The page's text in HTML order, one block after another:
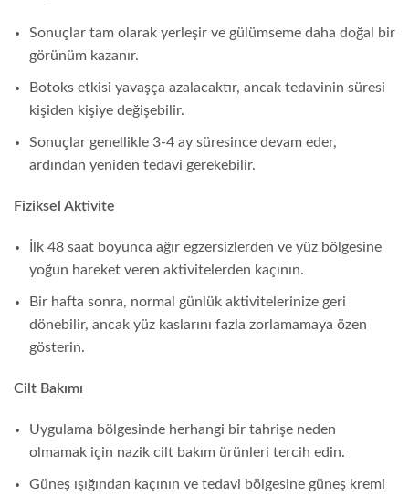
Sonuçlar tam olarak yerleşir ve gülümseme daha doğal bir
görünüm kazanır.
Botoks etkisi yavaşça azalacaktır, ancak tedavinin süresi
kişiden kişiye değişebilir.
Sonuçlar genellikle 3-4 ay süresince devam eder,
ardından yeniden tedavi gerekebilir.
Fiziksel Aktivite
İlk 48 saat boyunca ağır egzersizlerden ve yüz bölgesine
yoğun hareket veren aktivitelerden kaçının.
Bir hafta sonra, normal günlük aktivitelerinize geri
dönebilir, ancak yüz kaslarını fazla zorlamamaya özen
gösterin.
Cilt Bakımı
Uygulama bölgesinde herhangi bir tahrişe neden
olmamak için nazik cilt bakım ürünleri tercih edin.
Güneş ışığından kaçının ve tedavi bölgesine güneş kremi